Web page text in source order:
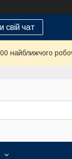
свій чат
найближчого